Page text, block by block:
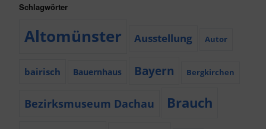
Schlagwörter
Altomünster Ausstellung Autor
bairisch Bauernhaus Bayern Bergkirchen
Bezirksmuseum Dachau Brauch